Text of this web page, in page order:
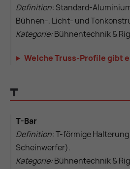
Definition:Standard-
Bühnen-, Licht- und
Kategorie:Bühnentechnik &
Welche Truss-Profile gibt
T
T-Bar
Definition:T-förmige
Scheinwerfer).
Kategorie:Bühnentechnik &